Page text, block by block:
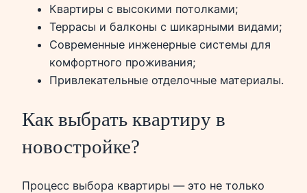
Квартиры с высокими потолками;
Террасы и балконы с шикарными видами;
Современные инженерные системы для
комфортного проживания;
Привлекательные отделочные материалы.
Как выбрать квартиру в
новостройке?
Процесс выбора квартиры — это не только